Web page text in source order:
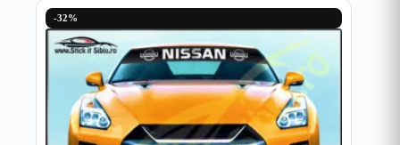
-32%